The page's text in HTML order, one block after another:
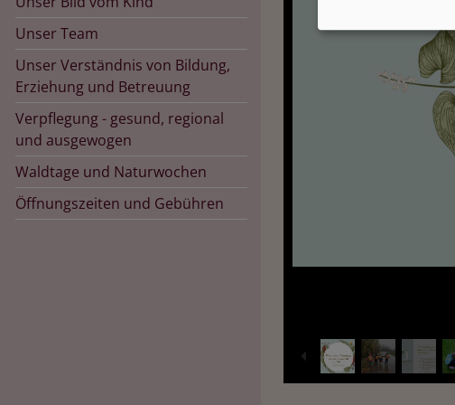
Unser Team
Unser Verständnis von Bildung,
Erziehung und Betreuung
Verpflegung - gesund, regional
und ausgewogen
Waldtage und Naturwochen
Öffnungszeiten und Gebühren